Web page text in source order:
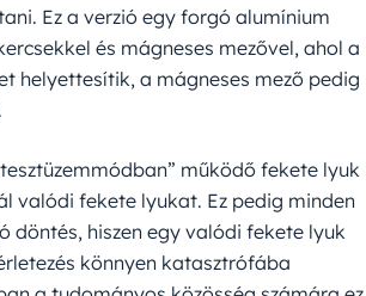
Ez a verzió egy forgó alumínium
és mágneses mezővel, ahol a
helyettesítik, a mágneses mező pedig
működő fekete lyuk
valódi fekete lyukat. Ez pedig minden
döntés, hiszen egy valódi fekete lyuk
könnyen katasztrófába